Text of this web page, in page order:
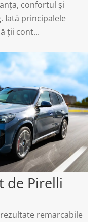
confortul și
Iată principalele
ții cont...
de Pirelli
remarcabile